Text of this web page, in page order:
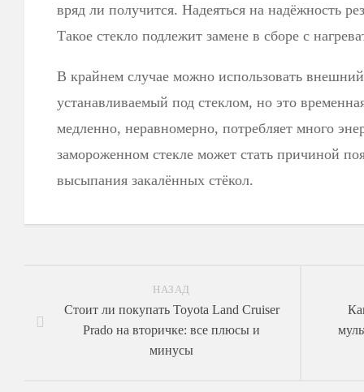
вряд ли получится. Надеяться на надёжность
Такое стекло подлежит замене в сборе с
В крайнем случае можно использовать внешний
устанавливаемый под стеклом, но это
медленно, неравномерно, потребляет много
замороженном стекле может стать причиной
высыпания закалённых стёкол.
НАЗАД
Стоит ли покупать Toyota Land Cruiser
Prado на вторичке: все плюсы и
минусы